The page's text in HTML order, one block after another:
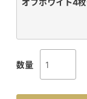
オフホワイト4